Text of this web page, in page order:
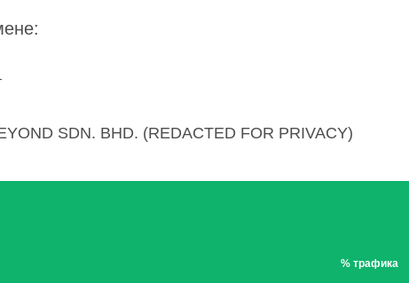
SDN. BHD. (REDACTED FOR PRIVACY)
% трафика